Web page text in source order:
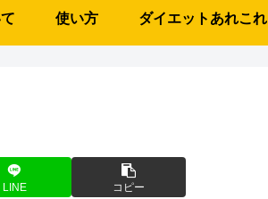
使い方 ダイエットあれこれ
LINE コピー